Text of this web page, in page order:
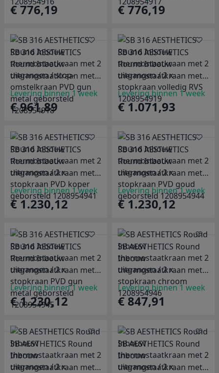
1208954916
€ 776,19
1208954917
€ 776,19
SB 316 AESTHETICS
Round Inbouw
thermostaatkraan met 2
uitgangen / stop-
omstelkraan PVD gun
metal geborsteld
Levering binnen 1 week
€ 961,89
SB 316 AESTHETICS
Round Inbouw
thermostaatkraan met 2
uitgangen / 2 x
stopkraan volledig RVS
1208954919
Levering binnen 1 week
€ 1.071,93
SB 316 AESTHETICS
Round Inbouw
thermostaatkraan met 2
uitgangen / 2 x
stopkraan PVD koper
geborsteld 1208954941
Levering binnen 1 week
€ 1.230,12
SB 316 AESTHETICS
Round Inbouw
thermostaatkraan met 2
uitgangen / 2 x
stopkraan PVD goud
geborsteld 1208954944
Levering binnen 1 week
€ 1.230,12
SB 316 AESTHETICS
Round Inbouw
thermostaatkraan met 2
uitgangen / 2 x
stopkraan PVD gun
metal geborsteld
Levering binnen 1 week
€ 1.230,12
SB AESTHETICS Round
Inbouw
thermostaatkraan met 2
uitgangen / 2 x
stopkraan chroom
1208954946
Levering binnen 1 week
€ 847,91
SB AESTHETICS Round
Inbouw
thermostaatkraan met 2
SB AESTHETICS Round
Inbouw
thermostaatkraan met 2